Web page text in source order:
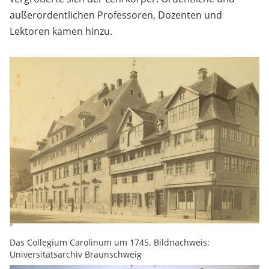
außerordentlichen Professoren, Dozenten und
Lektoren kamen hinzu.
Das Collegium Carolinum um 1745. Bildnachweis:
Universitätsarchiv Braunschweig